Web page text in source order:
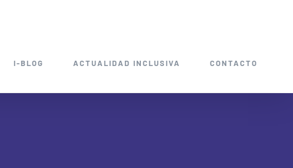
I-BLOG ACTUALIDAD INCLUSIVA CONTACTO